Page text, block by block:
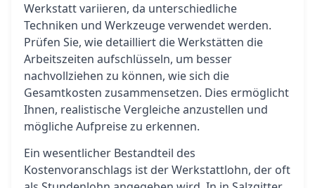
Werkstatt variieren, da unterschiedliche
Techniken und Werkzeuge verwendet werden.
Prüfen Sie, wie detailliert die Werkstätten die
Arbeitszeiten aufschlüsseln, um besser
nachvollziehen zu können, wie sich die
Gesamtkosten zusammensetzen. Dies ermöglicht
Ihnen, realistische Vergleiche anzustellen und
mögliche Aufpreise zu erkennen.
Ein wesentlicher Bestandteil des
Kostenvoranschlags ist der Werkstattlohn, der oft